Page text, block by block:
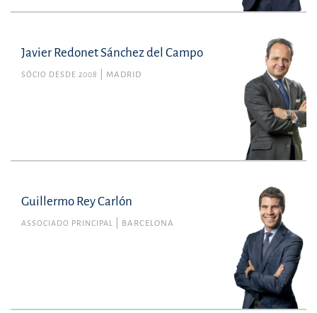
Javier Redonet Sánchez del Campo
SÓCIO DESDE 2008 MADRID
Guillermo Rey Carlón
ASSOCIADO PRINCIPAL BARCELONA